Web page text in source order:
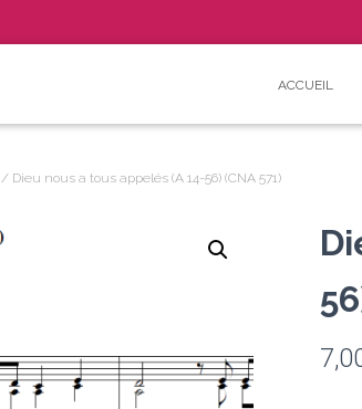
ACCUEIL
/ Dieu nous a tous appelés (A 14-56) (CNA 571)